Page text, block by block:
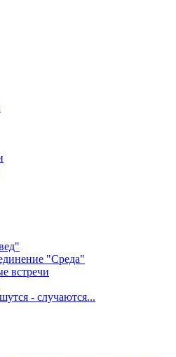
"Среда"
встречи
- случаются...